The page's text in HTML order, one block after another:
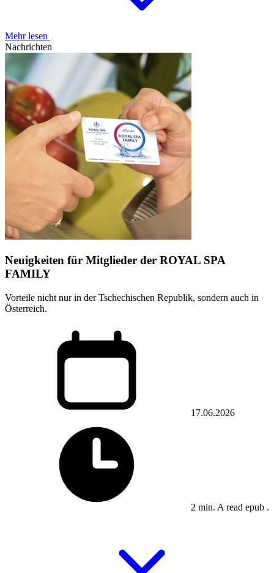
Mehr lesen
Nachrichten
Neuigkeiten für Mitglieder der ROYAL SPA
FAMILY
Vorteile nicht nur in der Tschechischen Republik, sondern auch in
Österreich.
17.06.2026
2 min. A read epub .